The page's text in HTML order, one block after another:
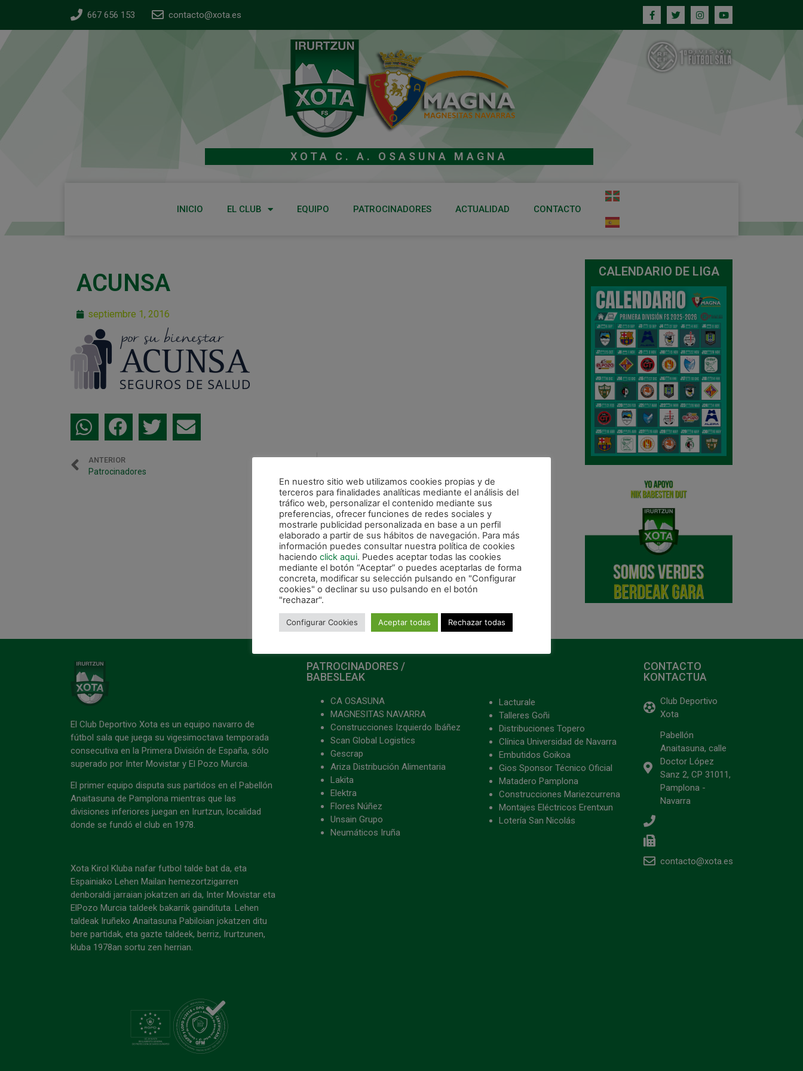
667 656 153 contacto@xota.es
XOTA C. A. OSASUNA MAGNA
INICIO EL CLUB EQUIPO PATROCINADORES ACTUALIDAD CONTACTO
ACUNSA
septiembre 1, 2016
ANTERIOR
Patrocinadores
CALENDARIO DE LIGA
El Club Deportivo Xota es un equipo navarro de
fútbol sala que juega su vigesimoctava temporada
consecutiva en la Primera División de España, sólo
superado por Inter Movistar y El Pozo Murcia.
El primer equipo disputa sus partidos en el Pabellón
Anaitasuna de Pamplona mientras que las
divisiones inferiores juegan en Irurtzun, localidad
donde se fundó el club en 1978.
Xota Kirol Kluba nafar futbol talde bat da, eta
Espainiako Lehen Mailan hemezortzigarren
denboraldi jarraian jokatzen ari da, Inter Movistar eta
ElPozo Murcia taldeek bakarrik gaindituta. Lehen
taldeak Iruñeko Anaitasuna Pabiloian jokatzen ditu
bere partidak, eta gazte taldeek, berriz, Irurtzunen,
kluba 1978an sortu zen herrian.
PATROCINADORES /
BABESLEAK
CA OSASUNA
MAGNESITAS NAVARRA
Construcciones Izquierdo Ibáñez
Scan Global Logistics
Gescrap
Ariza Distribución Alimentaria
Lakita
Elektra
Flores Núñez
Unsain Grupo
Neumáticos Iruña
Lacturale
Talleres Goñi
Distribuciones Topero
Clínica Universidad de Navarra
Embutidos Goikoa
Gios Sponsor Técnico Oficial
Matadero Pamplona
Construcciones Mariezcurrena
Montajes Eléctricos Erentxun
Lotería San Nicolás
CONTACTO
KONTACTUA
Club Deportivo
Xota
Pabellón
Anaitasuna, calle
Doctor López
Sanz 2, CP 31011,
Pamplona -
Navarra
contacto@xota.es
En nuestro sitio web utilizamos cookies propias y de
terceros para finalidades analíticas mediante el análisis del
tráfico web, personalizar el contenido mediante sus
preferencias, ofrecer funciones de redes sociales y
mostrarle publicidad personalizada en base a un perfil
elaborado a partir de sus hábitos de navegación. Para más
información puedes consultar nuestra política de cookies
haciendo click aqui. Puedes aceptar todas las cookies
mediante el botón “Aceptar” o puedes aceptarlas de forma
concreta, modificar su selección pulsando en "Configurar
cookies" o declinar su uso pulsando en el botón
"rechazar".
Configurar Cookies Aceptar todas Rechazar todas